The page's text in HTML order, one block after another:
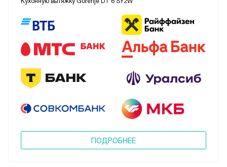
ПОДРОБНЕЕ